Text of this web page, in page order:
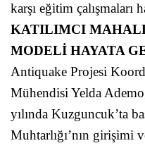
karşı eğitim
KATILIMCI
MODELİ HAYATA
Antiquake Projesi
Mühendisi Yelda
yılında Kuzguncuk’ta
Muhtarlığı’nın girişimi